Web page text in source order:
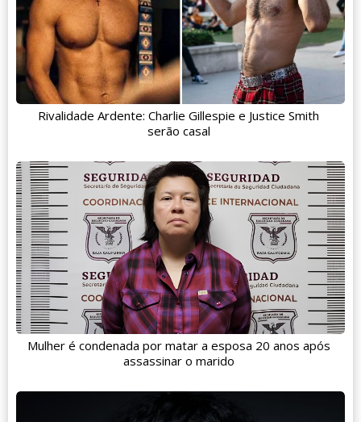
Rivalidade Ardente: Charlie Gillespie e Justice Smith
serão casal
Mulher é condenada por matar a esposa 20 anos após
assassinar o marido